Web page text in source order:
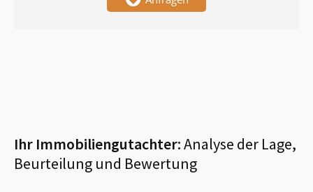
Ihr Immobiliengutachter:Analyse der Lage,
Beurteilung und Bewertung